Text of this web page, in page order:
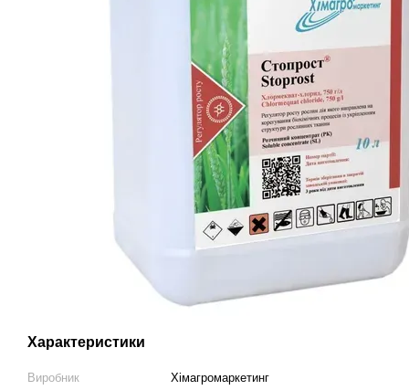
Характеристики
Виробник
Хімагромаркетинг